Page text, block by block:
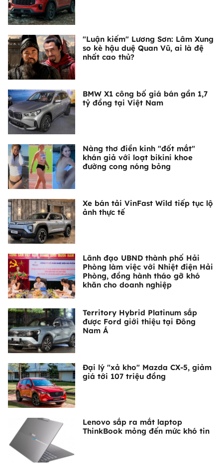
"Luận kiếm" Lương Sơn: Lâm Xung
so kè hậu duệ Quan Vũ, ai là đệ
nhất cao thủ?
BMW X1 công bố giá bán gần 1,7
tỷ đồng tại Việt Nam
Nàng thơ điền kinh "đốt mắt"
khán giả với loạt bikini khoe
đường cong nóng bỏng
Xe bán tải VinFast Wild tiếp tục lộ
ảnh thực tế
Lãnh đạo UBND thành phố Hải
Phòng làm việc với Nhiệt điện Hải
Phòng, đồng hành tháo gỡ khó
khăn cho doanh nghiệp
Territory Hybrid Platinum sắp
được Ford giới thiệu tại Đông
Nam Á
Đại lý "xả kho" Mazda CX-5, giảm
giá tới 107 triệu đồng
Lenovo sắp ra mắt laptop
ThinkBook mỏng đến mức khó tin